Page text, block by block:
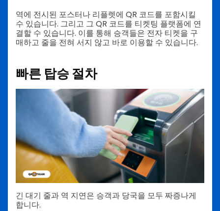
역에 전시된 포스터나 리플렛에 QR 코드를 포함시킬
수 있습니다. 그리고 그 QR 코드를 티켓팅 플랫폼에 연
결할 수 있습니다. 이를 통해 승객들은 전자 티켓을 구
매하고 줄을 전혀 서지 않고 바로 이용할 수 있습니다.
빠른 탑승 절차
긴 대기 줄과 역 지연은 승객과 당국을 모두 짜증나게
합니다.